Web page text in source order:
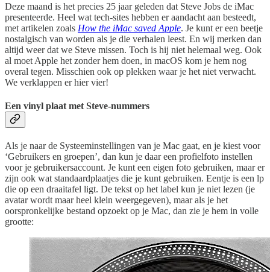
Deze maand is het precies 25 jaar geleden dat Steve Jobs de iMac
presenteerde. Heel wat tech-sites hebben er aandacht aan besteedt,
met artikelen zoals How the iMac saved Apple. Je kunt er een beetje
nostalgisch van worden als je die verhalen leest. En wij merken dan
altijd weer dat we Steve missen. Toch is hij niet helemaal weg. Ook
al moet Apple het zonder hem doen, in macOS kom je hem nog
overal tegen. Misschien ook op plekken waar je het niet verwacht.
We verklappen er hier vier!
Een vinyl plaat met Steve-nummers
Als je naar de Systeeminstellingen van je Mac gaat, en je kiest voor
‘Gebruikers en groepen’, dan kun je daar een profielfoto instellen
voor je gebruikersaccount. Je kunt een eigen foto gebruiken, maar er
zijn ook wat standaardplaatjes die je kunt gebruiken. Eentje is een lp
die op een draaitafel ligt. De tekst op het label kun je niet lezen (je
avatar wordt maar heel klein weergegeven), maar als je het
oorspronkelijke bestand opzoekt op je Mac, dan zie je hem in volle
grootte: